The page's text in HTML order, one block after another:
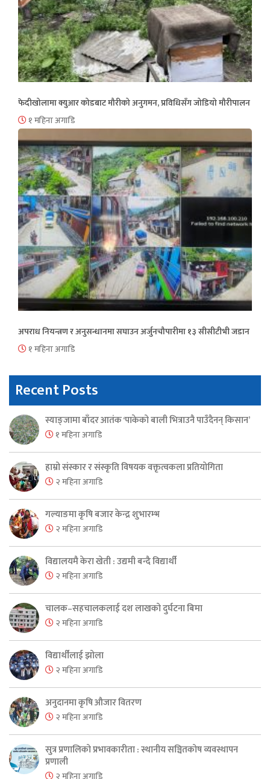
फेदीखोलामा क्युआर कोडबाट मौरीको अनुगमन, प्रविधिसँग जोडियो मौरीपालन
१ महिना अगाडि
अपराध नियन्त्रण र अनुसन्धानमा सघाउन अर्जुनचौपारीमा १३ सीसीटीभी जडान
१ महिना अगाडि
Recent Posts
स्याङ्जामा बाँदर आतंक ‘पाकेको बाली भित्राउनै पाउँदैनन् किसान’
१ महिना अगाडि
हाम्रो संस्कार र संस्कृति विषयक वक्तृत्वकला प्रतियोगिता
२ महिना अगाडि
गल्याङमा कृषि बजार केन्द्र शुभारम्भ
२ महिना अगाडि
विद्यालयमै केरा खेती : उद्यमी बन्दै विद्यार्थी
२ महिना अगाडि
चालक–सहचालकलाई दश लाखको दुर्घटना बिमा
२ महिना अगाडि
विद्यार्थीलाई झोला
२ महिना अगाडि
अनुदानमा कृषि औजार वितरण
२ महिना अगाडि
सुत्र प्रणालिको प्रभावकारीता : स्थानीय सञ्चितकोष व्यवस्थापन
प्रणाली